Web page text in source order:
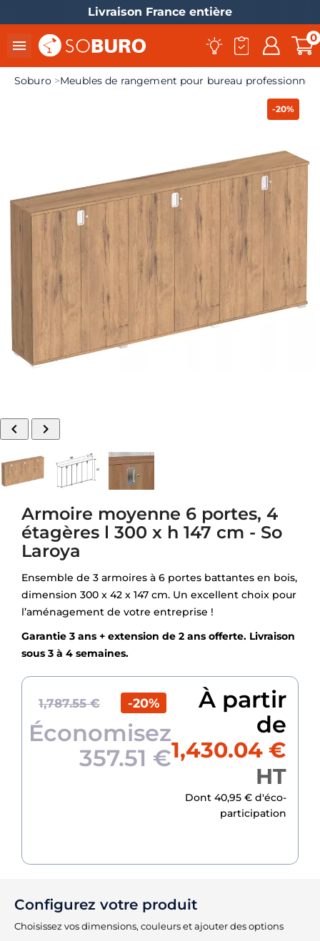
Livraison France entière
 0
Soburo Meubles de rangement pour bureau professionnel
-20%
 
Armoire moyenne 6 portes, 4
étagères l 300 x h 147 cm - So
Laroya
Ensemble de 3 armoires à 6 portes battantes en bois,
dimension 300 x 42 x 147 cm. Un excellent choix pour
l’aménagement de votre entreprise !
Garantie 3 ans + extension de 2 ans offerte. Livraison
sous 3 à 4 semaines.
1,787.55 € -20%
Économisez
357.51 €
À partir
de
1,430.04 €
HT
Dont 40,95 € d'éco-
participation
Configurez votre produit
Choisissez vos dimensions, couleurs et ajouter des options